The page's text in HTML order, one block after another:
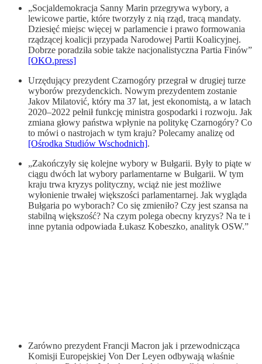
„Socjaldemokracja Sanny Marin przegrywa wybory, a
lewicowe partie, które tworzyły z nią rząd, tracą mandaty.
Dziesięć miejsc więcej w parlamencie i prawo formowania
rządzącej koalicji przypada Narodowej Partii Koalicyjnej.
Dobrze poradziła sobie także nacjonalistyczna Partia Finów”
[OKO.press]
Urzędujący prezydent Czarnogóry przegrał w drugiej turze
wyborów prezydenckich. Nowym prezydentem zostanie
Jakov Milatović, który ma 37 lat, jest ekonomistą, a w latach
2020–2022 pełnił funkcję ministra gospodarki i rozwoju. Jak
zmiana głowy państwa wpłynie na politykę Czarnogóry? Co
to mówi o nastrojach w tym kraju? Polecamy analizę od
[Ośrodka Studiów Wschodnich].
„Zakończyły się kolejne wybory w Bułgarii. Były to piąte w
ciągu dwóch lat wybory parlamentarne w Bułgarii. W tym
kraju trwa kryzys polityczny, wciąż nie jest możliwe
wyłonienie trwałej większości parlamentarnej. Jak wygląda
Bułgaria po wyborach? Co się zmieniło? Czy jest szansa na
stabilną większość? Na czym polega obecny kryzys? Na te i
inne pytania odpowiada Łukasz Kobeszko, analityk OSW.”
Zarówno prezydent Francji Macron jak i przewodnicząca
Komisji Europejskiej Von Der Leyen odbywają właśnie